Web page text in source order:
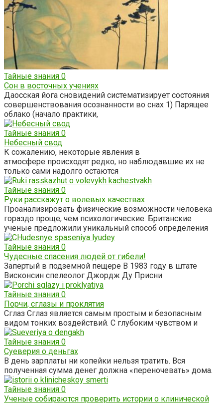
Тайные знания 0
Сон в восточных учениях
Даосская йога сновидений систематизирует состояния
совершенствования осознанности во снах 1) Парящее
облако (начало практики,
Тайные знания 0
Небесный свод
К сожалению, некоторые явления в
атмосфере происходят редко, но наблюдавшие их не
только сами надолго остаются
Тайные знания 0
Руки расскажут о волевых качествах
Проанализировать физические возможности человека
гораздо проще, чем психологические. Британские
ученые предложили уникальный способ определения
Тайные знания 0
Чудесные спасения людей от гибели!
Запертый в подземной пещере В 1983 году в штате
Висконсин спелеолог Джордж Ду Присни
Тайные знания 0
Порчи, сглазы и проклятия
Сглаз Сглаз является самым простым и безопасным
видом тонких воздействий. С глубоким чувством и
Тайные знания 0
Суеверия о деньгах
В день зарплаты ни копейки нельзя тратить. Вся
полученная сумма денег должна «переночевать» дома.
Тайные знания 0
Ученые собираются проверить истории о клинической